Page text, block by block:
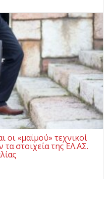
οι «μαϊμού» τεχνικοί
στοιχεία της ΕΛ.ΑΣ.